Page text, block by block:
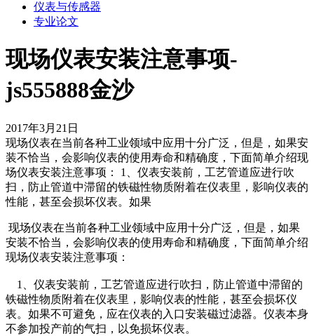
仪表与传感器
专业论文
现场仪表安装注意事项-
js555888金沙
2017年3月21日
现场仪表在当前各种工业领域中应用十分广泛，但是，如果安
装不恰当，会影响仪表的使用寿命和精确度，下面简单介绍现
场仪表安装注意事项： 1、仪表安装前，工艺管道应进行吹
扫，防止管道中滞留的铁磁性物质附着在仪表里，影响仪表的
性能，甚至会损坏仪表。如果
现场仪表在当前各种工业领域中应用十分广泛，但是，如果
安装不恰当，会影响仪表的使用寿命和精确度，下面简单介绍
现场仪表安装注意事项：
1、仪表安装前，工艺管道应进行吹扫，防止管道中滞留的
铁磁性物质附着在仪表里，影响仪表的性能，甚至会损坏仪
表。如果不可避免，应在仪表的入口安装磁过滤器。仪表本身
不参加投产前的气扫，以免损坏仪表。